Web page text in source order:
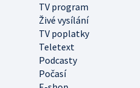
TV program
Živé vysílání
TV poplatky
Teletext
Podcasty
Počasí